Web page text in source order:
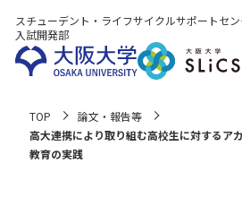
スチューデント・ライフサイクルサポートセ
入試開発部
TOP
論文・報告等
高大連携により取り組む高校生に対するア
教育の実践